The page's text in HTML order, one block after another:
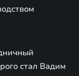
стал Вадим